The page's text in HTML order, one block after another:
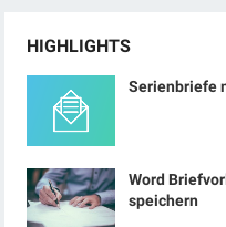
HIGHLIGHTS
Serienbriefe
Word
speichern